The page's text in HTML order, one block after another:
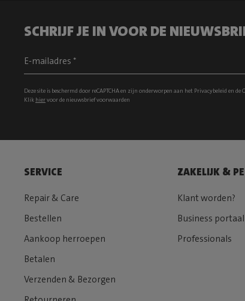
SCHRIJF JE IN VOOR DE
Deze site is beschermd door reCAPTCHA en zijn onderworpen aan het Privacybeleid en de
Klik hiervoor de nieuwsbrief voorwaarden
SERVICE
Repair & Care
Bestellen
Aankoop herroepen
Betalen
Verzenden & Bezorgen
ZAKELIJK &
Klant worden?
Business portaal
Professionals